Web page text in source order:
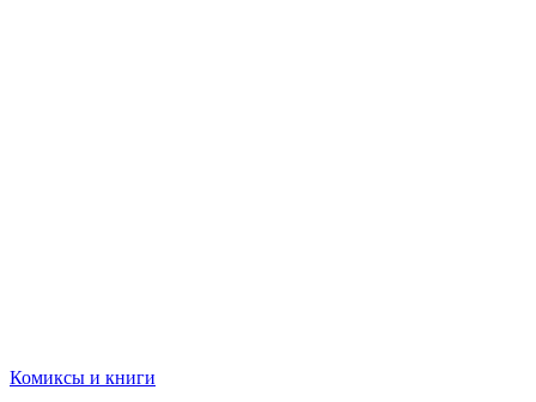
Комиксы и книги